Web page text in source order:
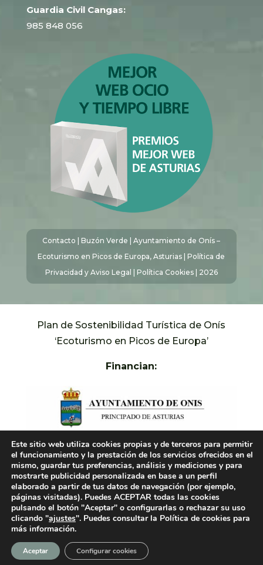
Guardia Civil Cangas:
985 848 056
Contacto Buzón Verde | Ayuntamiento de Onís –
Ecoturismo en Picos de Europa, Asturias |Política de
Privacidad y Aviso Legal
Política Cookies| 2026
Plan de Sostenibilidad Turística de Onís
‘Ecoturismo en Picos de Europa’
Financian:
Este sitio web utiliza cookies propias y de terceros para permitir
el funcionamiento y la prestación de los servicios ofrecidos en el
mismo, guardar tus preferencias, análisis y mediciones y para
mostrarte publicidad personalizada en base a un perfil
elaborado a partir de tus datos de navegación (por ejemplo,
páginas visitadas). Puedes ACEPTAR todas las cookies
pulsando el botón "Aceptar" o configurarlas o rechazar su uso
clicando "ajustes". Puedes consultar la Política de cookies para
más información.
Aceptar Configurar cookies